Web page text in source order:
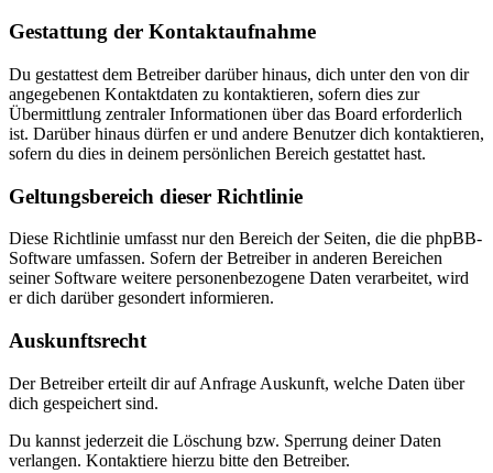
Gestattung der Kontaktaufnahme
Du gestattest dem Betreiber darüber hinaus, dich unter den von dir
angegebenen Kontaktdaten zu kontaktieren, sofern dies zur
Übermittlung zentraler Informationen über das Board erforderlich
ist. Darüber hinaus dürfen er und andere Benutzer dich kontaktieren,
sofern du dies in deinem persönlichen Bereich gestattet hast.
Geltungsbereich dieser Richtlinie
Diese Richtlinie umfasst nur den Bereich der Seiten, die die phpBB-
Software umfassen. Sofern der Betreiber in anderen Bereichen
seiner Software weitere personenbezogene Daten verarbeitet, wird
er dich darüber gesondert informieren.
Auskunftsrecht
Der Betreiber erteilt dir auf Anfrage Auskunft, welche Daten über
dich gespeichert sind.
Du kannst jederzeit die Löschung bzw. Sperrung deiner Daten
verlangen. Kontaktiere hierzu bitte den Betreiber.